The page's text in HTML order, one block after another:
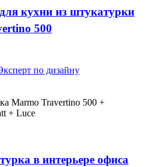
кухни из штукатурки
500
по дизайну
в интерьере офиса